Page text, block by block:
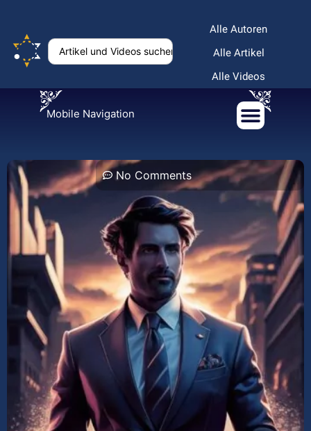
Alle Autoren
Alle Artikel
Alle Videos
Mobile Navigation
No Comments